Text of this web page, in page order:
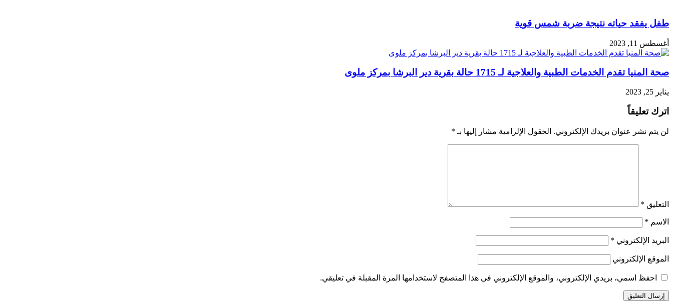
طفل يفقد حياته نتيجة ضربة شمس قوية
أغسطس 11, 2023
صحة المنيا تقدم الخدمات الطبية والعلاجية لـ 1715 حالة بقرية دير البرشا بمركز ملوى
يناير 25, 2023
اترك تعليقاً
لن يتم نشر عنوان بريدك الإلكتروني. الحقول الإلزامية مشار إليها بـ *
التعليق *
الاسم *
البريد الإلكتروني *
الموقع الإلكتروني
احفظ اسمي، بريدي الإلكتروني، والموقع الإلكتروني في هذا المتصفح لاستخدامها المرة المقبلة في تعليقي.